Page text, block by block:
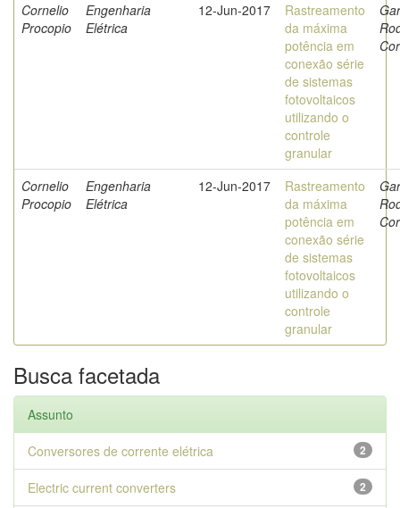
Cornelio
Procopio
Engenharia
Elétrica
12-Jun-2017
Rastreamento
da máxima
potência em
conexão série
de sistemas
fotovoltaicos
utilizando o
controle
granular
Cornelio
Procopio
Engenharia
Elétrica
12-Jun-2017
Rastreamento
da máxima
potência em
conexão série
de sistemas
fotovoltaicos
utilizando o
controle
granular
Busca facetada
Assunto
2
Conversores de corrente elétrica
2
Electric current converters